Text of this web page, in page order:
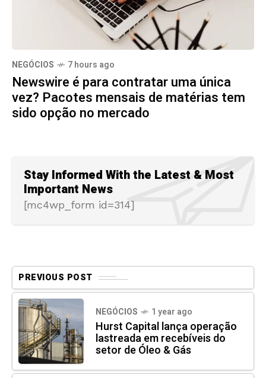
NEGÓCIOS 7 hours ago
Newswire é para contratar uma única
vez? Pacotes mensais de matérias tem
sido opção no mercado
Stay Informed With the Latest & Most
Important News
[mc4wp_form id=314]
PREVIOUS POST
NEGÓCIOS 1 year ago
Hurst Capital lança operação
lastreada em recebíveis do
setor de Óleo & Gás